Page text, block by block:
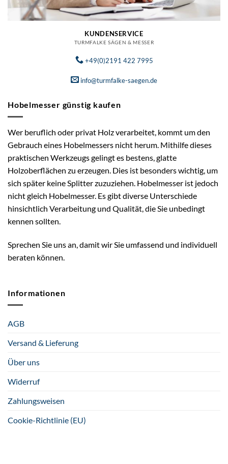
KUNDENSERVICE
TURMFALKE SÄGEN & MESSER
+49(0)2191 422 7995
info@turmfalke-saegen.de
Hobelmesser günstig kaufen
Wer beruflich oder privat Holz verarbeitet, kommt um den
Gebrauch eines Hobelmessers nicht herum. Mithilfe dieses
praktischen Werkzeugs gelingt es bestens, glatte
Holzoberflächen zu erzeugen. Dies ist besonders wichtig, um
sich später keine Splitter zuzuziehen. Hobelmesser ist jedoch
nicht gleich Hobelmesser. Es gibt diverse Unterschiede
hinsichtlich Verarbeitung und Qualität, die Sie unbedingt
kennen sollten.
Sprechen Sie uns an, damit wir Sie umfassend und individuell
beraten können.
Informationen
AGB
Versand & Lieferung
Über uns
Widerruf
Zahlungsweisen
Cookie-Richtlinie (EU)